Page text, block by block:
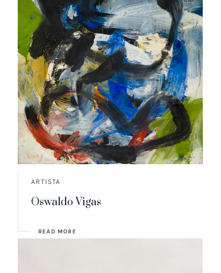
ARTISTA
Oswaldo Vigas
READ MORE